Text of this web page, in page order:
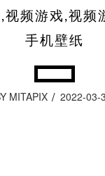
视频游戏,视频
手机壁纸
MITAPIX 2022-03-